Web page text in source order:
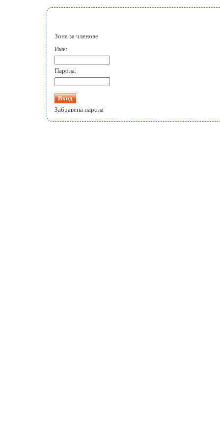
Зона за членове
Име:
Парола:
Забравена парола